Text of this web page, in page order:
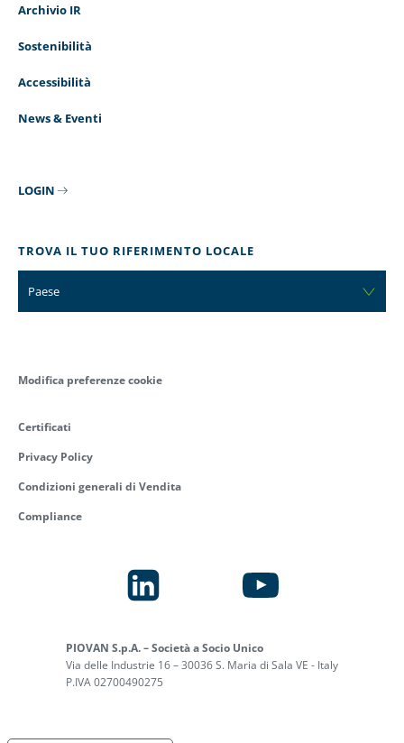
Archivio IR
Sostenibilità
Accessibilità
News & Eventi
LOGIN
TROVA IL TUO RIFERIMENTO LOCALE
Paese
PIOVAN S.p.A. – Società a Socio Unico
Via delle Industrie 16 – 30036 S. Maria di Sala VE - Italy
P.IVA 02700490275
Modifica preferenze cookie
Certificati
Privacy Policy
Condizioni generali di Vendita
Compliance